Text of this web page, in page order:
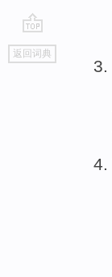
go
top
返回词典